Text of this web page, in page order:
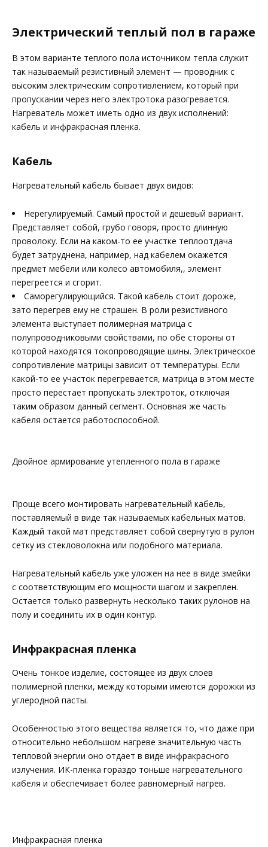
Электрический теплый пол в гараже
В этом варианте теплого пола источником тепла служит
так называемый резистивный элемент — проводник с
высоким электрическим сопротивлением, который при
пропускании через него электротока разогревается.
Нагреватель может иметь одно из двух исполнений:
кабель и инфракрасная пленка.
Кабель
Нагревательный кабель бывает двух видов:
Нерегулируемый. Самый простой и дешевый вариант.
Представляет собой, грубо говоря, просто длинную
проволоку. Если на каком-то ее участке теплоотдача
будет затруднена, например, над кабелем окажется
предмет мебели или колесо автомобиля,, элемент
перегреется и сгорит.
Саморегулирующийся. Такой кабель стоит дороже,
зато перегрев ему не страшен. В роли резистивного
элемента выступает полимерная матрица с
полупроводниковыми свойствами, по обе стороны от
которой находятся токопроводящие шины. Электрическое
сопротивление матрицы зависит от температуры. Если
какой-то ее участок перегревается, матрица в этом месте
просто перестает пропускать электроток, отключая
таким образом данный сегмент. Основная же часть
кабеля остается работоспособной.
Двойное армирование утепленного пола в гараже
Проще всего монтировать нагревательный кабель,
поставляемый в виде так называемых кабельных матов.
Каждый такой мат представляет собой свернутую в рулон
сетку из стекловолокна или подобного материала.
Нагревательный кабель уже уложен на нее в виде змейки
с соответствующим его мощности шагом и закреплен.
Остается только развернуть несколько таких рулонов на
полу и соединить их в один контур.
Инфракрасная пленка
Очень тонкое изделие, состоящее из двух слоев
полимерной пленки, между которыми имеются дорожки из
углеродной пасты.
Особенностью этого вещества является то, что даже при
относительно небольшом нагреве значительную часть
тепловой энергии оно отдает в виде инфракрасного
излучения. ИК-пленка гораздо тоньше нагревательного
кабеля и обеспечивает более равномерный нагрев.
Инфракрасная пленка